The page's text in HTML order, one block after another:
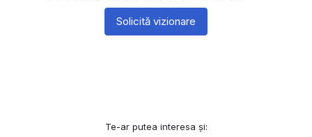
Solicită vizionare
Te-ar putea interesa și: